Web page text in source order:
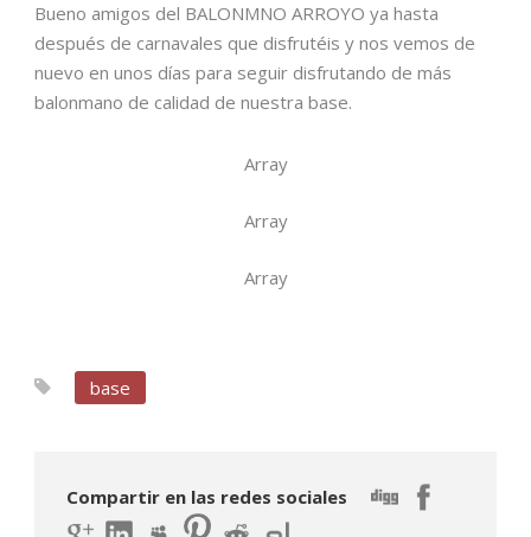
Bueno amigos del BALONMNO ARROYO ya hasta
después de carnavales que disfrutéis y nos vemos de
nuevo en unos días para seguir disfrutando de más
balonmano de calidad de nuestra base.
Array
Array
Array
base
Compartir en las redes sociales